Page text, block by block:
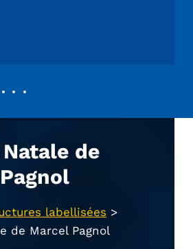
de
labellisées >
de Marcel Pagnol